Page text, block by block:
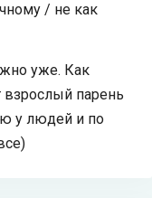
/ не как
уже. Как
взрослый парень
у людей и по